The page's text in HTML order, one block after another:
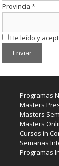
Provincia *
He leído y
Programas
Masters
Masters
Masters
Cursos in
Semanas
Programas